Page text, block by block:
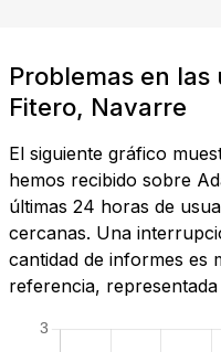
Problemas en
Fitero, Navarre
El siguiente gráfico
hemos recibido sobre
últimas 24 horas de
cercanas. Una
cantidad de informes es
referencia,